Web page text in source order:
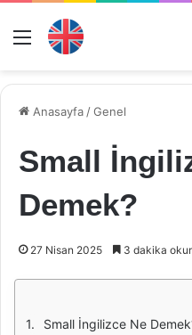
Menü
Anasayfa /Genel
Small
Demek?
27 Nisan 2025 3 dakika
Small İngilizce Ne